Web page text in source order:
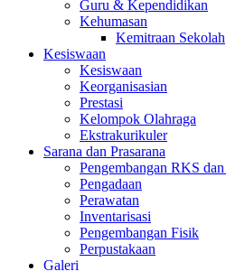
Guru & Kependidikan
Kehumasan
Kemitraan Sekolah
Kesiswaan
Kesiswaan
Keorganisasian
Prestasi
Kelompok Olahraga
Ekstrakurikuler
Sarana dan Prasarana
Pengembangan RKS
Pengadaan
Perawatan
Inventarisasi
Pengembangan Fisik
Perpustakaan
Galeri